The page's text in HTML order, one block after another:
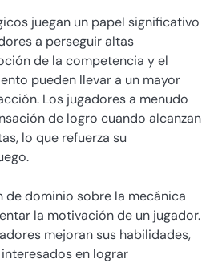
juegan un papel significativo
a perseguir altas
de la competencia y el
pueden llevar a un mayor
Los jugadores a menudo
de logro cuando alcanzan
lo que refuerza su
de dominio sobre la mecánica
la motivación de un jugador.
mejoran sus habilidades,
en lograr